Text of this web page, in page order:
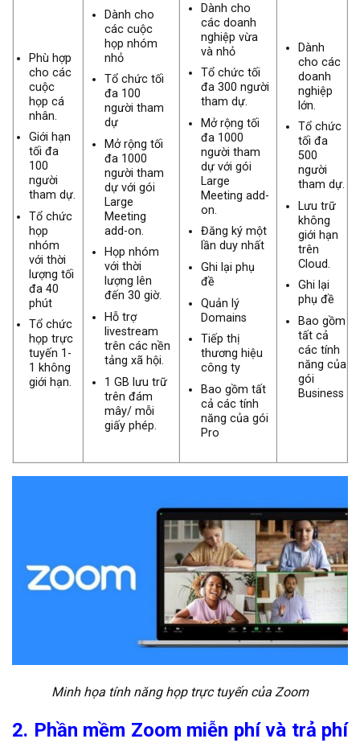
Phù hợp
cho các
cuộc
họp cá
nhân.
Giới hạn
tối đa
100
người
tham dự.
Tổ chức
họp
nhóm
với thời
lượng tối
đa 40
phút
Tổ chức
họp trực
tuyến 1-
1 không
giới hạn.
Dành cho
các cuộc
họp nhóm
nhỏ
Tổ chức tối
đa 100
người tham
dự
Mở rộng tối
đa 1000
người tham
dự với gói
Large
Meeting
add-on.
Họp nhóm
với thời
lượng lên
đến 30 giờ.
Hỗ trợ
livestream
trên các nền
tảng xã hội.
1 GB lưu trữ
trên đám
mây/ mỗi
giấy phép.
Dành cho
các doanh
nghiệp vừa
và nhỏ
Tổ chức tối
đa 300 người
tham dự.
Mở rộng tối
đa 1000
người tham
dự với gói
Large
Meeting add-
on.
Đăng ký một
lần duy nhất
Ghi lại phụ
đề
Quản lý
Domains
Tiếp thị
thương hiệu
công ty
Bao gồm tất
cả các tính
năng của gói
Pro
Dành
cho các
doanh
nghiệp
lớn.
Tổ chức
tối đa
500
người
tham dự.
Lưu trữ
không
giới hạn
trên
Cloud.
Ghi lại
phụ đề
Bao gồm
tất cả
các tính
năng của
gói
Business
Minh họa tính năng họp trực tuyến của Zoom
2. Phần mềm Zoom miễn phí và trả phí